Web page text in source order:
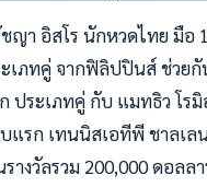
ญา อิสโร นักหวดไทย มือ
เภทคู่ จากฟิลิปปินส์ ช่วยกั
ประเภทคู่ กับ แมทธิว โร
แรก เทนนิสเอทีพี ชาลเล
รางวัลรวม 200,000 ดอล